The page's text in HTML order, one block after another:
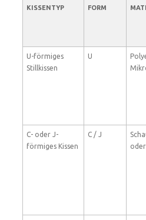
KISSENTYP FORM
U-förmiges
Stillkissen
U
C- oder J-
förmiges Kissen
C / J